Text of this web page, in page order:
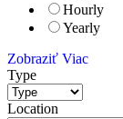
Hourly
Yearly
Zobraziť Viac
Type
Location